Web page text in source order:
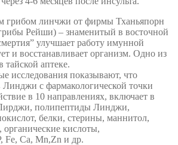
грибом линчжи от фирмы Тханьяпорн
Рейши) – знаменитый в восточной
улучшает работу имунной
и восстанавливает организм. Одно из
аптеке.
исследования показывают, что
с фармакологической точки
в 10 направлениях, включает в
полипептиды Линджи,
белки, стерины, маннитол,
кислоты,
Fe, Ca, Mn,Zn и др.